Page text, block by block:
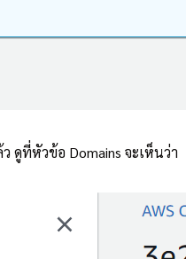
ว ดูที่หัวข้อ Domains จะเห็นว่า